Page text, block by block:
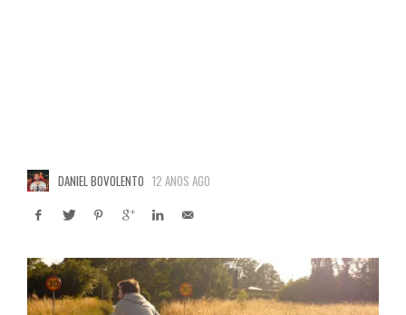
DANIEL BOVOLENTO 12 ANOS AGO